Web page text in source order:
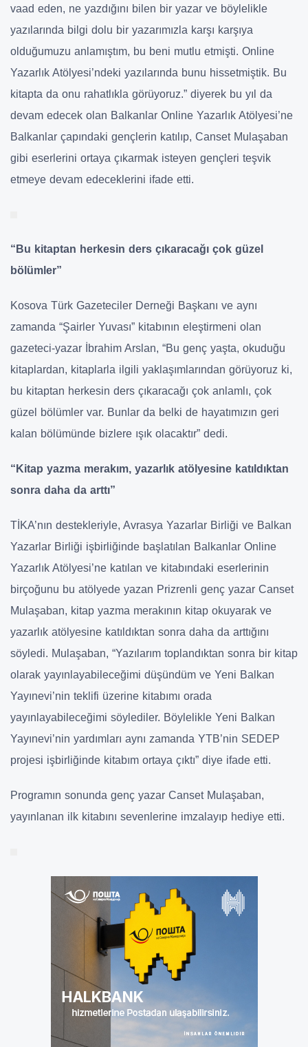
vaad eden, ne yazdığını bilen bir yazar ve böylelikle
yazılarında bilgi dolu bir yazarımızla karşı karşıya
olduğumuzu anlamıştım, bu beni mutlu etmişti. Online
Yazarlık Atölyesi’ndeki yazılarında bunu hissetmiştik. Bu
kitapta da onu rahatlıkla görüyoruz.” diyerek bu yıl da
devam edecek olan Balkanlar Online Yazarlık Atölyesi’ne
Balkanlar çapındaki gençlerin katılıp, Canset Mulaşaban
gibi eserlerini ortaya çıkarmak isteyen gençleri teşvik
etmeye devam edeceklerini ifade etti.
“Bu kitaptan herkesin ders çıkaracağı çok güzel
bölümler”
Kosova Türk Gazeteciler Derneği Başkanı ve aynı
zamanda “Şairler Yuvası” kitabının eleştirmeni olan
gazeteci-yazar İbrahim Arslan, “Bu genç yaşta, okuduğu
kitaplardan, kitaplarla ilgili yaklaşımlarından görüyoruz ki,
bu kitaptan herkesin ders çıkaracağı çok anlamlı, çok
güzel bölümler var. Bunlar da belki de hayatımızın geri
kalan bölümünde bizlere ışık olacaktır” dedi.
“Kitap yazma merakım, yazarlık atölyesine katıldıktan
sonra daha da arttı”
TİKA’nın destekleriyle, Avrasya Yazarlar Birliği ve Balkan
Yazarlar Birliği işbirliğinde başlatılan Balkanlar Online
Yazarlık Atölyesi’ne katılan ve kitabındaki eserlerinin
birçoğunu bu atölyede yazan Prizrenli genç yazar Canset
Mulaşaban, kitap yazma merakının kitap okuyarak ve
yazarlık atölyesine katıldıktan sonra daha da arttığını
söyledi. Mulaşaban, “Yazılarım toplandıktan sonra bir kitap
olarak yayınlayabileceğimi düşündüm ve Yeni Balkan
Yayınevi’nin teklifi üzerine kitabımı orada
yayınlayabileceğimi söylediler. Böylelikle Yeni Balkan
Yayınevi’nin yardımları aynı zamanda YTB’nin SEDEP
projesi işbirliğinde kitabım ortaya çıktı” diye ifade etti.
Programın sonunda genç yazar Canset Mulaşaban,
yayınlanan ilk kitabını sevenlerine imzalayıp hediye etti.